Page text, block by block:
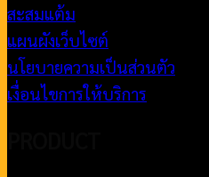
สะสมแต้ม
แผนผังเว็บไซต์
นโยบายความเป็นส่วนตัว
เงื่อนไขการให้บริการ